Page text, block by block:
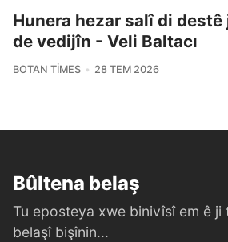
Hunera hezar salî di
de vedijîn - Veli Baltacı
BOTAN TIMES 28 TEM 2026
Bûltena belaş
Tu eposteya xwe binivîsî em ê ji
belaşî bişînin...